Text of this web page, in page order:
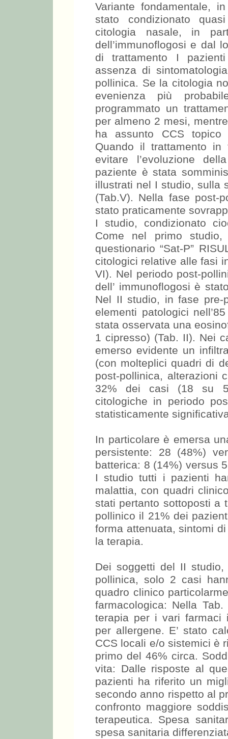
Variante fondamentale,
stato condizionato
citologia nasale, in
dell’immunoflogosi e dal
di trattamento I
assenza di
pollinica. Se la citologia
evenienza più
programmato un
per almeno 2 mesi,
ha assunto CCS
Quando il trattamento
evitare l’evoluzione
paziente è stata
illustrati nel I studio, sulla
(Tab.V). Nella fase post-
stato praticamente
I studio, condizionato
Come nel primo
questionario “Sat-P”
citologici relative alle fasi
VI). Nel periodo post-
dell’ immunoflogosi è
Nel II studio, in fase pre-
elementi patologici
stata osservata una
1 cipresso) (Tab. II). Nei
emerso evidente un
(con molteplici quadri di
post-pollinica, alterazioni
32% dei casi (18 su
citologiche in periodo
statisticamente
In particolare è emersa
persistente: 28 (48%)
batterica: 8 (14%) versus
I studio tutti i pazienti
malattia, con quadri
stati pertanto sottoposti a
pollinico il 21% dei
forma attenuata, sintomi
la terapia.
Dei soggetti del II
pollinica, solo 2 casi
quadro clinico
farmacologica: Nella
terapia per i vari farmaci
per allergene. E’ stato
CCS locali e/o sistemici è
primo del 46% circa.
vita: Dalle risposte al
pazienti ha riferito un
secondo anno rispetto al
confronto maggiore
terapeutica. Spesa
spesa sanitaria